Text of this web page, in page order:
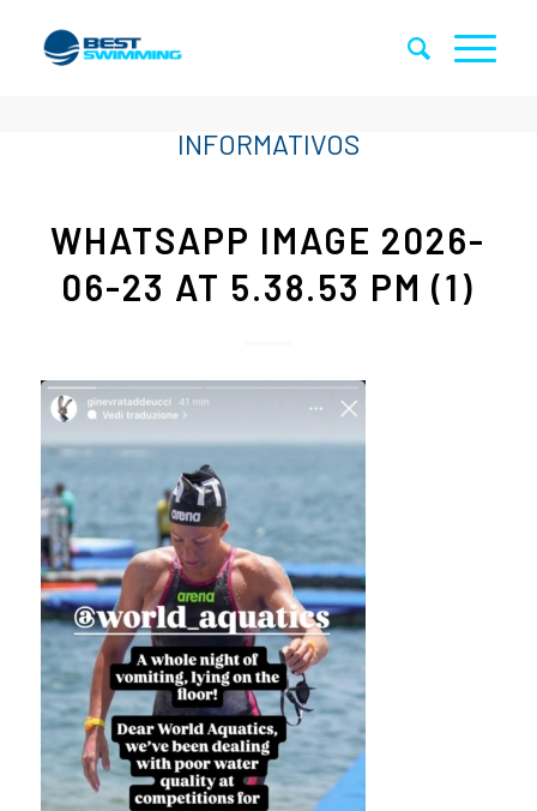
WHATSAPP IMAGE 2026-
06-23 AT 5.38.53 PM (1)